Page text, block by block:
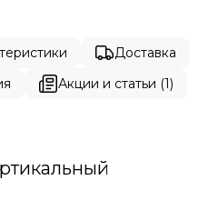
Доставка
Акции и статьи (1)